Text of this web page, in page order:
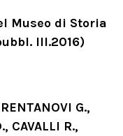
Museo di Storia
III.2016)
G.,
CAVALLI R.,